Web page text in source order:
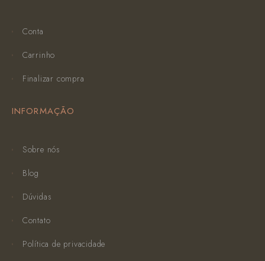
Conta
Carrinho
Finalizar compra
INFORMAÇÃO
Sobre nós
Blog
Dúvidas
Contato
Política de privacidade